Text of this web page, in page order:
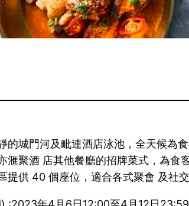
的城門河及毗連酒店泳池，全天候為
滙聚酒 店其他餐廳的招牌菜式，為
提供 40 個座位，適合各式聚會 及社